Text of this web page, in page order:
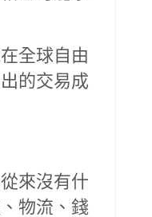
全球自由
的交易成
來沒有什
物流、錢